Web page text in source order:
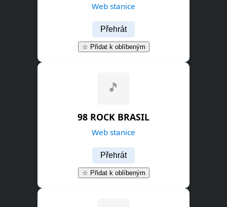
Web stanice
Přehrát
☆ Přidat k oblíbeným
98 ROCK BRASIL
Web stanice
Přehrát
☆ Přidat k oblíbeným